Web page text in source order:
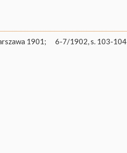
1901; 6-7/1902, s. 103-104